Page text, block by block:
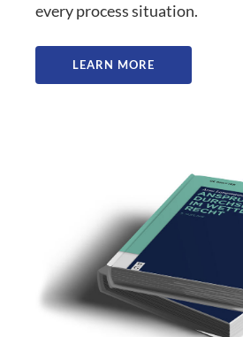
every process situation.
LEARN MORE